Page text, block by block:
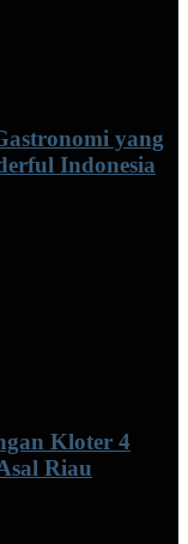
yang
Indonesia
Kloter 4
Riau